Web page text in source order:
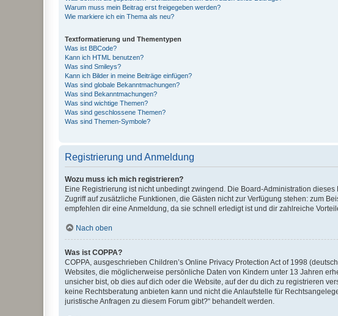
Warum muss mein Beitrag erst freigegeben werden?
Wie markiere ich ein Thema als neu?
Textformatierung und Thementypen
Was ist BBCode?
Kann ich HTML benutzen?
Was sind Smileys?
Kann ich Bilder in meine Beiträge einfügen?
Was sind globale Bekanntmachungen?
Was sind Bekanntmachungen?
Was sind wichtige Themen?
Was sind geschlossene Themen?
Was sind Themen-Symbole?
Registrierung und Anmeldung
Wozu muss ich mich registrieren?
Eine Registrierung ist nicht unbedingt zwingend. Die Board-Administration
Zugriff auf zusätzliche Funktionen, die Gästen nicht zur Verfügung stehen: zum
empfehlen dir eine Anmeldung, da sie schnell erledigt ist und dir zahlreiche
Nach oben
Was ist COPPA?
COPPA, ausgeschrieben Children’s Online Privacy Protection Act of 1998
Websites, die möglicherweise persönliche Daten von Kindern unter 13 Jahren
unsicher bist, ob dies auf dich oder die Website, auf der du dich zu registrieren
keine Rechtsberatung anbieten kann und nicht die Anlaufstelle für
juristische Anfragen zu diesem Forum gibt?“ behandelt werden.